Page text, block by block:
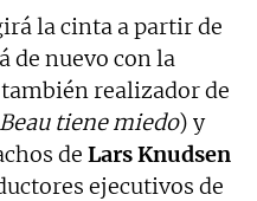
la cinta a partir de
de nuevo con la
realizador de
Beau tiene miedo) y
de Lars Knudsen
ejecutivos de